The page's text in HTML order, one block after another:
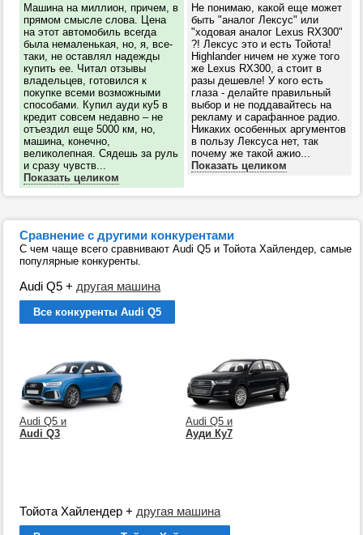
Машина на миллион, причем, в
прямом смысле слова. Цена
на этот автомобиль всегда
была немаленькая, но, я, все-
таки, не оставлял надежды
купить ее. Читал отзывы
владельцев, готовился к
покупке всеми возможными
способами. Купил ауди ку5 в
кредит совсем недавно – не
отъездил еще 5000 км, но,
машина, конечно,
великолепная. Сядешь за руль
и сразу чувств...
Показать целиком
Не понимаю, какой еще может
быть "аналог Лексус" или
"ходовая аналог Lexus RX300"
?! Лексус это и есть Тойота!
Highlander ничем не хуже того
же Lexus RX300, а стоит в
разы дешевле! У кого есть
глаза - делайте правильный
выбор и не поддавайтесь на
рекламу и сарафанное радио.
Никаких особенных аргументов
в пользу Лексуса нет, так
почему же такой ажио...
Показать целиком
Сравнение с другими конкурентами
С чем чаще всего сравнивают Audi Q5 и Тойота Хайлендер, самые
популярные конкуренты.
Audi Q5 + другая машина
Все конкуренты Audi Q5
Audi Q5 и
Audi Q3
Audi Q5 и
Ауди Ку7
Тойота Хайлендер + другая машина